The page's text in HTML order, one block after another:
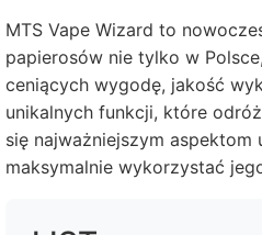
MTS Vape Wizard to
papierosów nie tylko w
ceniących wygodę, jakość
unikalnych funkcji, które
się najważniejszym
maksymalnie wykorzystać